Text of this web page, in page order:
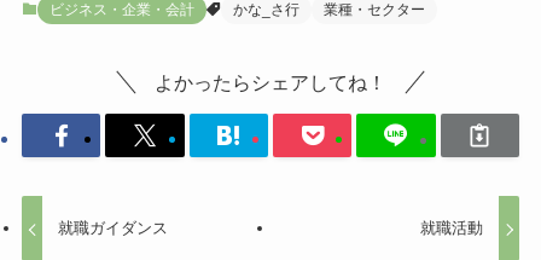
ビジネス・企業・会計 かな_さ行 業種・セクター
よかったらシェアしてね！
就職ガイダンス 就職活動